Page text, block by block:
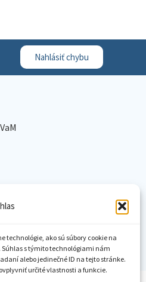
technológie, ako sú súbory cookie na
s týmito technológiami nám
alebo jedinečné ID na tejto stránke.
určité vlastnosti a funkcie.
Nahlásiť chybu